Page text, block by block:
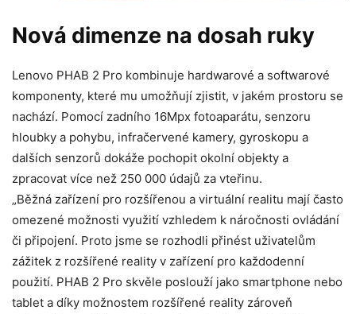
Nová dimenze na dosah ruky
Lenovo PHAB 2 Pro kombinuje hardwarové a softwarové
komponenty, které mu umožňují zjistit, v jakém prostoru se
nachází. Pomocí zadního 16Mpx fotoaparátu, senzoru
hloubky a pohybu, infračervené kamery, gyroskopu a
dalších senzorů dokáže pochopit okolní objekty a
zpracovat více než 250 000 údajů za vteřinu.
„Běžná zařízení pro rozšířenou a virtuální realitu mají často
omezené možnosti využití vzhledem k náročnosti ovládání
či připojení. Proto jsme se rozhodli přinést uživatelům
zážitek z rozšířené reality v zařízení pro každodenní
použití. PHAB 2 Pro skvěle poslouží jako smartphone nebo
tablet a díky možnostem rozšířené reality zároveň